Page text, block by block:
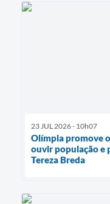
23 JUL 2026 - 10h07
Olímpia promove
ouvir população e
Tereza Breda